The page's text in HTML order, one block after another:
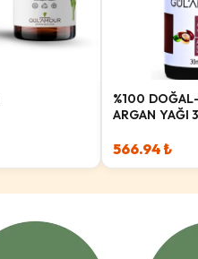
%100
ARGAN YAĞI
566.94 ₺